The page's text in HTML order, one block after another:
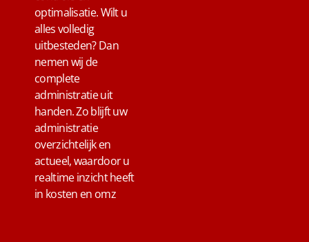
optimalisatie. Wilt u
alles volledig
uitbesteden? Dan
nemen wij de
complete
administratie uit
handen. Zo blijft uw
administratie
overzichtelijk en
actueel, waardoor u
realtime inzicht heeft
in kosten en omz